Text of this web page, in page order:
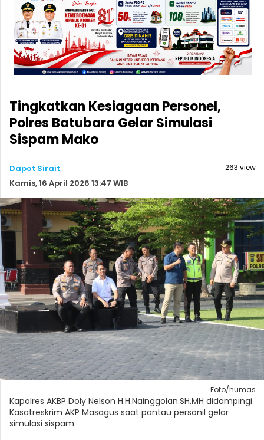
Tingkatkan Kesiagaan Personel,
Polres Batubara Gelar Simulasi
Sispam Mako
Dapot Sirait
Kamis, 16 April 2026 13:47 WIB
263 view
Foto/humas
Kapolres AKBP Doly Nelson H.H.Nainggolan.SH.MH didampingi
Kasatreskrim AKP Masagus saat pantau personil gelar
simulasi sispam.